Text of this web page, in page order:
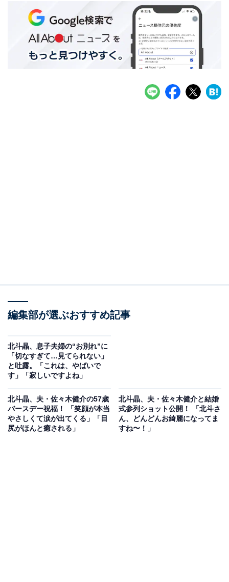
編集部が選ぶおすすめ記事
北斗晶、息子夫婦の“お別れ”に
「切なすぎて…見てられない」
と吐露。「これは、やばいで
す」「寂しいですよね」
北斗晶、夫・佐々木健介の57歳
バースデー祝福！ 「笑顔が本当
やさしくて涙が出てくる」「目
尻がほんと癒される」
北斗晶、夫・佐々木健介と結婚
式参列ショット公開！ 「北斗さ
ん、どんどんお綺麗になってま
すね〜！」